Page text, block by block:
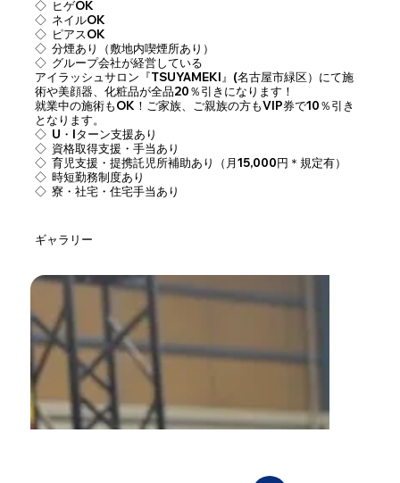
◇ ヒゲOK
◇ ネイルOK
◇ ピアスOK
◇ 分煙あり（敷地内喫煙所あり）
◇ グループ会社が経営している
アイラッシュサロン『TSUYAMEKI』(名古屋市緑区）にて施
術や美顔器、化粧品が全品20％引きになります！
就業中の施術もOK！ご家族、ご親族の方もVIP券で10％引き
となります。
◇ U・Iターン支援あり
◇ 資格取得支援・手当あり
◇ 育児支援・提携託児所補助あり（月15,000円＊規定有）
◇ 時短勤務制度あり
◇ 寮・社宅・住宅手当あり
​ギャラリー